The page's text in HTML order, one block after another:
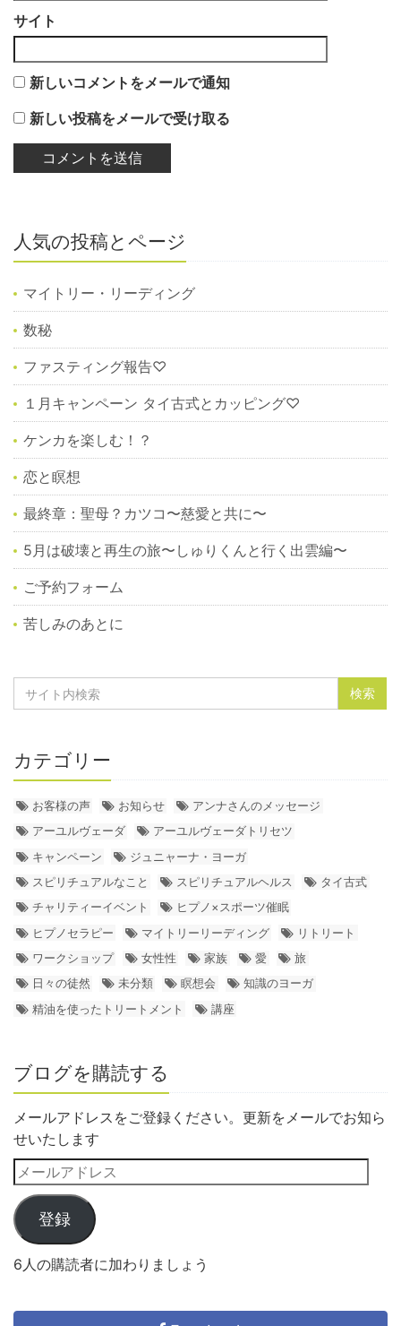
サイト
新しいコメントをメールで通知
新しい投稿をメールで受け取る
人気の投稿とページ
マイトリー・リーディング
数秘
ファスティング報告♡
１月キャンペーン タイ古式とカッピング♡
ケンカを楽しむ！？
恋と瞑想
最終章：聖母？カツコ〜慈愛と共に〜
5月は破壊と再生の旅〜しゅりくんと行く出雲編〜
ご予約フォーム
苦しみのあとに
カテゴリー
お客様の声 お知らせ
アンナさんのメッセージ
アーユルヴェーダ
アーユルヴェーダトリセツ
キャンペーン
ジュニャーナ・ヨーガ
スピリチュアルなこと
スピリチュアルヘルス
タイ古式
チャリティーイベント
ヒプノ×スポーツ催眠
ヒプノセラピー
マイトリーリーディング
リトリート
ワークショップ
女性性 家族 愛
旅
日々の徒然
未分類 瞑想会
知識のヨーガ
精油を使ったトリートメント
講座
ブログを購読する
メールアドレスをご登録ください。更新をメールでお知ら
せいたします
登録
6人の購読者に加わりましょう